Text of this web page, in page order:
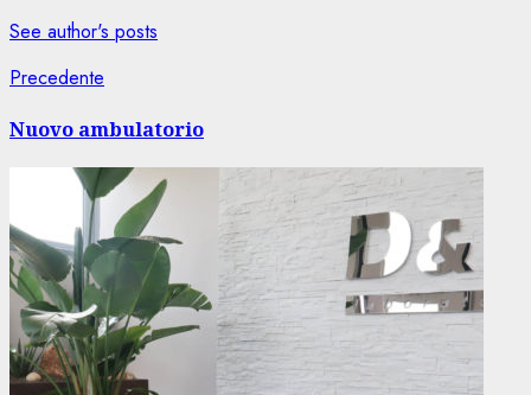
See author's posts
Navigazione
articolo
Precedente
Nuovo ambulatorio